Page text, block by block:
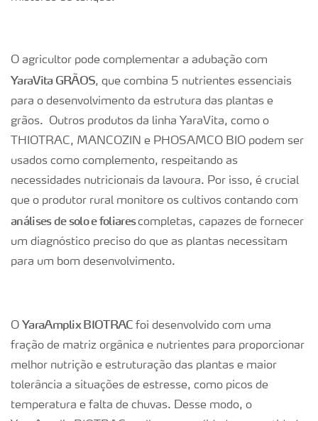
O agricultor pode complementar a adubação com
YaraVita GRÃOS, que combina 5 nutrientes essenciais
para o desenvolvimento da estrutura das plantas e
grãos. Outros produtos da linha YaraVita, como o
THIOTRAC, MANCOZIN e PHOSAMCO BIO podem ser
usados como complemento, respeitando as
necessidades nutricionais da lavoura. Por isso, é crucial
que o produtor rural monitore os cultivos contando com
análises de solo e foliarescompletas, capazes de fornecer
um diagnóstico preciso do que as plantas necessitam
para um bom desenvolvimento.
O YaraAmplix BIOTRAC foi desenvolvido com uma
fração de matriz orgânica e nutrientes para proporcionar
melhor nutrição e estruturação das plantas e maior
tolerância a situações de estresse, como picos de
temperatura e falta de chuvas. Desse modo, o